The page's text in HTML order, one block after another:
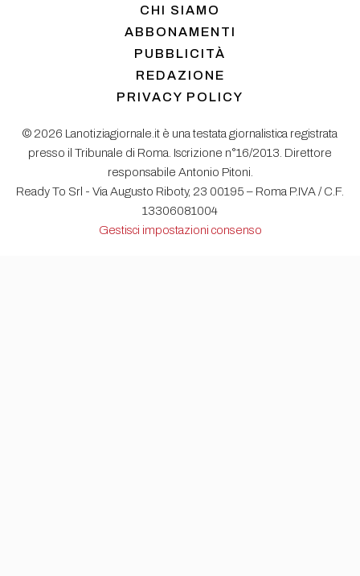
CHI SIAMO
ABBONAMENTI
PUBBLICITÀ
REDAZIONE
PRIVACY POLICY
© 2026 Lanotiziagiornale.it è una testata giornalistica registrata
presso il Tribunale di Roma. Iscrizione n°16/2013. Direttore
responsabile Antonio Pitoni.
Ready To Srl - Via Augusto Riboty, 23 00195 – Roma P.IVA / C.F.
13306081004
Gestisci impostazioni consenso